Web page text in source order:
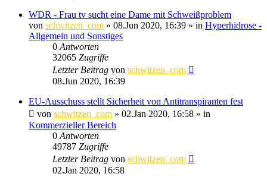
WDR - Frau tv sucht eine Dame mit Schweißproblem
von schwitzen_com » 08.Jun 2020, 16:39 » in Hyperhidrose -
Allgemein und Sonstiges
0 Antworten
32065 Zugriffe
Letzter Beitrag von schwitzen_com
08.Jun 2020, 16:39
EU-Ausschuss stellt Sicherheit von Antitranspiranten fest
von schwitzen_com » 02.Jan 2020, 16:58 » in
Kommerzieller Bereich
0 Antworten
49787 Zugriffe
Letzter Beitrag von schwitzen_com
02.Jan 2020, 16:58